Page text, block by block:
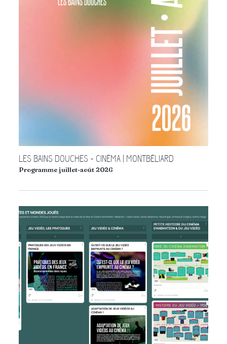
LES BAINS DOUCHES - CINÉMA | MONTBÉLIARD
Programme juillet-août 2026